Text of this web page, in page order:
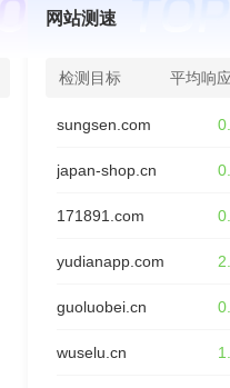
网站测速
检测目标 平均响
sungsen.com
japan-shop.cn
171891.com
yudianapp.com
guoluobei.cn
wuselu.cn